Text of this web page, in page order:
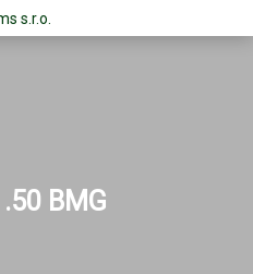
.50 BMG